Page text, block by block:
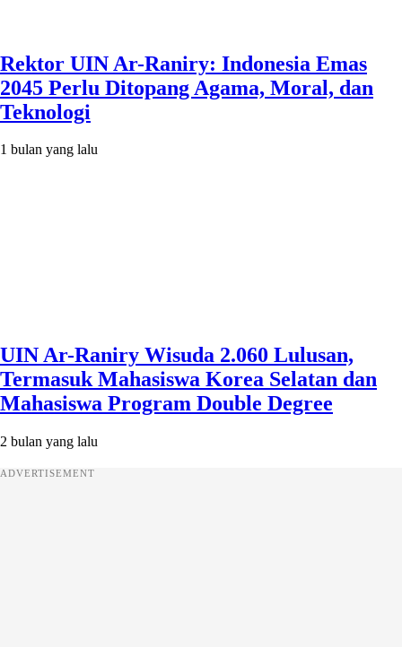
Rektor UIN Ar-Raniry: Indonesia Emas
2045 Perlu Ditopang Agama, Moral, dan
Teknologi
1 bulan yang lalu
UIN Ar-Raniry Wisuda 2.060 Lulusan,
Termasuk Mahasiswa Korea Selatan dan
Mahasiswa Program Double Degree
2 bulan yang lalu
ADVERTISEMENT